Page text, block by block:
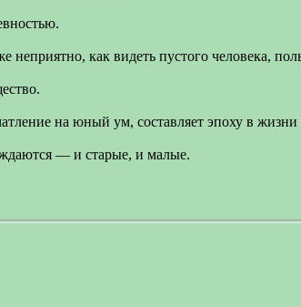
неприятно, как видеть пустого человека,
на юный ум, составляет эпоху в жизни
— и старые, и малые.